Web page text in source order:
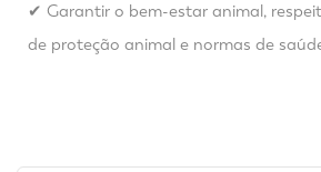
✔ Garantir o bem-estar animal,
de proteção animal e normas de